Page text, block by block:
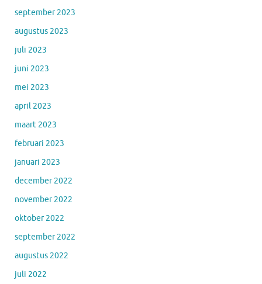
september 2023
augustus 2023
juli 2023
juni 2023
mei 2023
april 2023
maart 2023
februari 2023
januari 2023
december 2022
november 2022
oktober 2022
september 2022
augustus 2022
juli 2022